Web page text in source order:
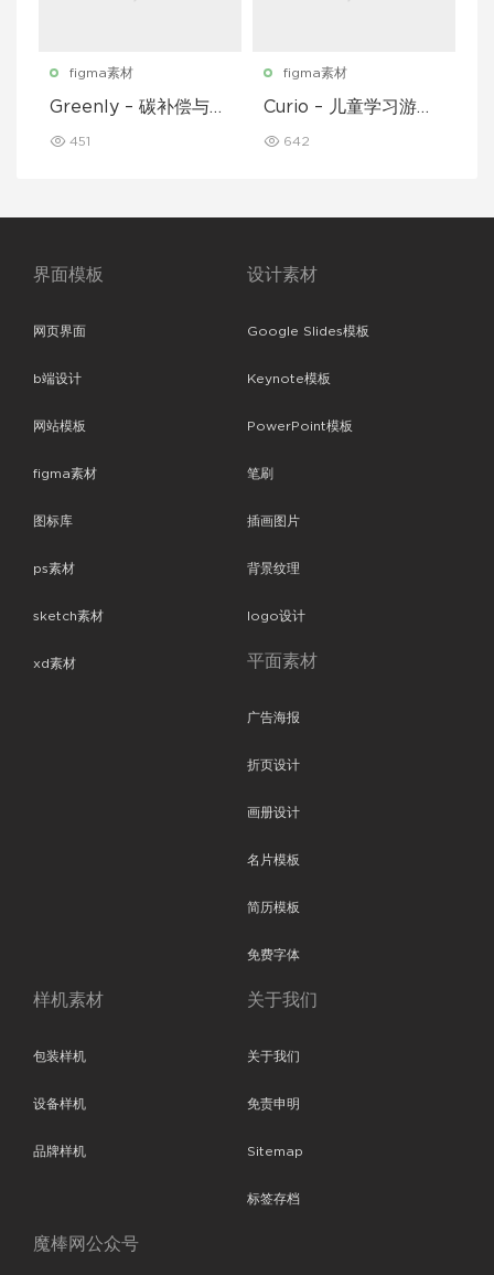
figma素材
Greenly – 碳补偿与废
I 套件
451
figma素材
Curio – 儿童学习游戏
642
界面模板
网页界面
b端设计
网站模板
figma素材
图标库
ps素材
sketch素材
xd素材
设计素材
Google Slides模板
Keynote模板
PowerPoint模板
笔刷
插画图片
背景纹理
logo设计
平面素材
广告海报
折页设计
画册设计
名片模板
简历模板
免费字体
样机素材
包装样机
设备样机
品牌样机
关于我们
关于我们
免责申明
Sitemap
标签存档
魔棒网公众号